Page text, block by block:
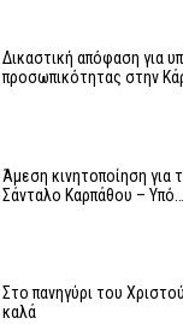
Δικαστική απόφαση για
προσωπικότητας στην
Άμεση κινητοποίηση για
Σάνταλο Καρπάθου – Υπό…
Στο πανηγύρι του
καλά